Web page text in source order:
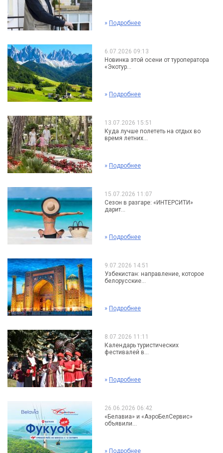
» Подробнее
6.07.2026 09:13
Новинка этой осени от туроператора
«Экотур...
» Подробнее
13.07.2026 15:51
Куда лучше полететь на отдых во
время летних...
» Подробнее
15.07.2026 11:07
Сезон в разгаре: «ИНТЕРСИТИ»
дарит...
» Подробнее
9.07.2026 14:51
Узбекистан: направление, которое
белорусские...
» Подробнее
8.07.2026 11:11
Календарь туристических
фестивалей в...
» Подробнее
26.06.2026 06:42
«Белавиа» и «АэроБелСервис»
объявили...
» Подробнее